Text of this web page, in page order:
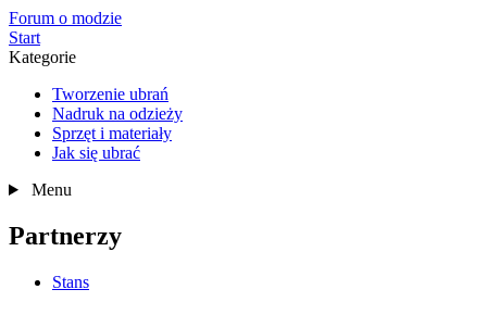
Forum o modzie
Start
Kategorie
Tworzenie ubrań
Nadruk na odzieży
Sprzęt i materiały
Jak się ubrać
Menu
Partnerzy
Stans